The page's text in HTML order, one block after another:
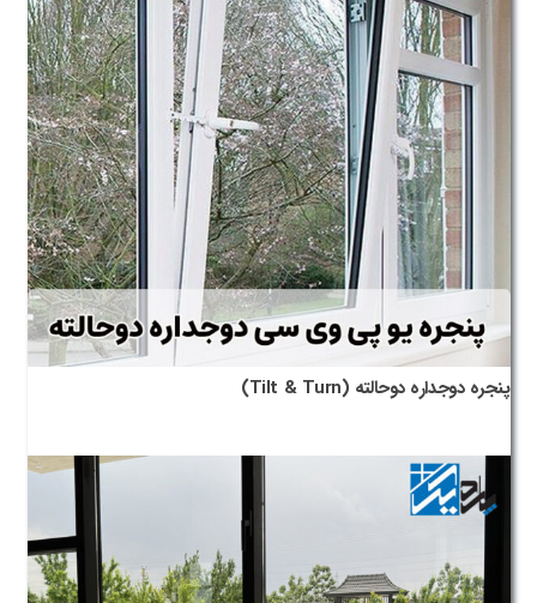
پنجره دوجداره دوحالته (Tilt & Turn)